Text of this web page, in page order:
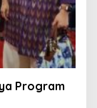
Program